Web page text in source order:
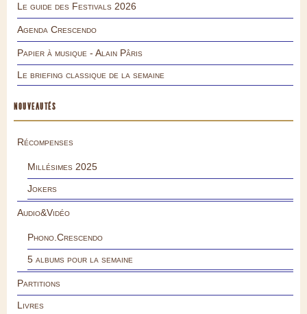
Le guide des Festivals 2026
Agenda Crescendo
Papier à musique - Alain Pâris
Le briefing classique de la semaine
NOUVEAUTÉS
Récompenses
Millésimes 2025
Jokers
Audio&Vidéo
Phono.Crescendo
5 albums pour la semaine
Partitions
Livres